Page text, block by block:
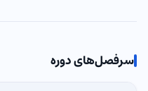
سرفصل‌های دوره